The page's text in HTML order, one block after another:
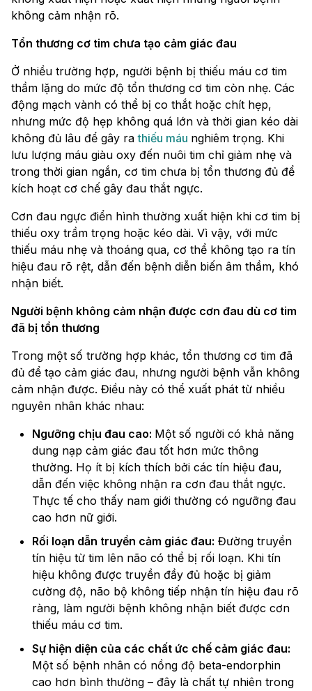
không cảm nhận rõ.
Tổn thương cơ tim chưa tạo cảm giác đau
Ở nhiều trường hợp, người bệnh bị thiếu máu cơ tim
thầm lặng do mức độ tổn thương cơ tim còn nhẹ. Các
động mạch vành có thể bị co thắt hoặc chít hẹp,
nhưng mức độ hẹp không quá lớn và thời gian kéo dài
không đủ lâu để gây rathiếu máu nghiêm trọng. Khi
lưu lượng máu giàu oxy đến nuôi tim chỉ giảm nhẹ và
trong thời gian ngắn, cơ tim chưa bị tổn thương đủ để
kích hoạt cơ chế gây đau thắt ngực.
Cơn đau ngực điển hình thường xuất hiện khi cơ tim bị
thiếu oxy trầm trọng hoặc kéo dài. Vì vậy, với mức
thiếu máu nhẹ và thoáng qua, cơ thể không tạo ra tín
hiệu đau rõ rệt, dẫn đến bệnh diễn biến âm thầm, khó
nhận biết.
Người bệnh không cảm nhận được cơn đau dù cơ tim
đã bị tổn thương
Trong một số trường hợp khác, tổn thương cơ tim đã
đủ để tạo cảm giác đau, nhưng người bệnh vẫn không
cảm nhận được. Điều này có thể xuất phát từ nhiều
nguyên nhân khác nhau:
Ngưỡng chịu đau cao: Một số người có khả năng
dung nạp cảm giác đau tốt hơn mức thông
thường. Họ ít bị kích thích bởi các tín hiệu đau,
dẫn đến việc không nhận ra cơn đau thắt ngực.
Thực tế cho thấy nam giới thường có ngưỡng đau
cao hơn nữ giới.
Rối loạn dẫn truyền cảm giác đau: Đường truyền
tín hiệu từ tim lên não có thể bị rối loạn. Khi tín
hiệu không được truyền đầy đủ hoặc bị giảm
cường độ, não bộ không tiếp nhận tín hiệu đau rõ
ràng, làm người bệnh không nhận biết được cơn
thiếu máu cơ tim.
Sự hiện diện của các chất ức chế cảm giác đau:
Một số bệnh nhân có nồng độ beta-endorphin
cao hơn bình thường – đây là chất tự nhiên trong